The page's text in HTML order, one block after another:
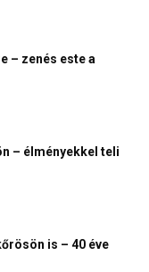
– zenés este a
– élményekkel teli
is – 40 éve